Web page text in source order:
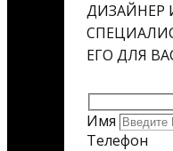
ДИЗАЙНЕР
ЕГО ДЛЯ
Имя
Телефон